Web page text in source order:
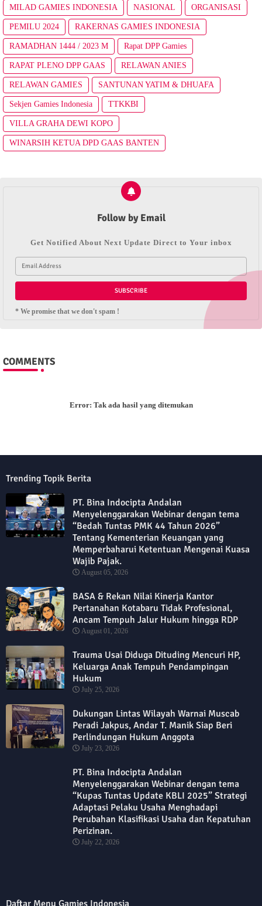
MILAD GAMIES INDONESIA NASIONAL ORGANISASI
PEMILU 2024 RAKERNAS GAMIES INDONESIA
RAMADHAN 1444 / 2023 M Rapat DPP Gamies
RAPAT PLENO DPP GAAS RELAWAN ANIES
RELAWAN GAMIES SANTUNAN YATIM & DHUAFA
Sekjen Gamies Indonesia TTKKBI
VILLA GRAHA DEWI KOPO
WINARSIH KETUA DPD GAAS BANTEN
Follow by Email
Get Notified About Next Update Direct to Your inbox
* We promise that we don't spam !
COMMENTS
Error: Tak ada hasil yang ditemukan
Trending Topik Berita
PT. Bina Indocipta Andalan
Menyelenggarakan Webinar dengan tema
“Bedah Tuntas PMK 44 Tahun 2026”
Tentang Kementerian Keuangan yang
Memperbaharui Ketentuan Mengenai Kuasa
Wajib Pajak.
August 05, 2026
BASA & Rekan Nilai Kinerja Kantor
Pertanahan Kotabaru Tidak Profesional,
Ancam Tempuh Jalur Hukum hingga RDP
August 01, 2026
Trauma Usai Diduga Dituding Mencuri HP,
Keluarga Anak Tempuh Pendampingan
Hukum
July 25, 2026
Dukungan Lintas Wilayah Warnai Muscab
Peradi Jakpus, Andar T. Manik Siap Beri
Perlindungan Hukum Anggota
July 23, 2026
PT. Bina Indocipta Andalan
Menyelenggarakan Webinar dengan tema
“Kupas Tuntas Update KBLI 2025” Strategi
Adaptasi Pelaku Usaha Menghadapi
Perubahan Klasifikasi Usaha dan Kepatuhan
Perizinan.
July 22, 2026
Daftar Menu Gamies Indonesia